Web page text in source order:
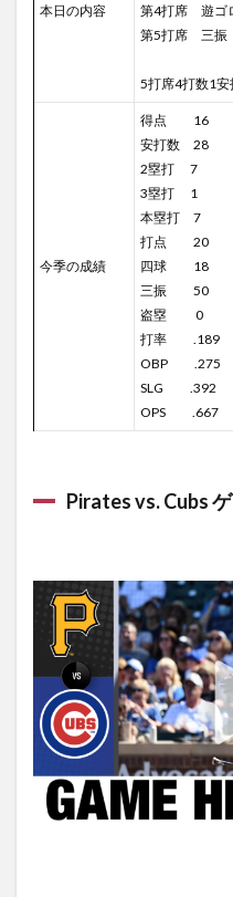
本日の内容
第4打席 遊ゴ
第5打席 三振
5打席4打数1
今季の成績
得点 16
安打数 28
2塁打 7
3塁打 1
本塁打 7
打点 20
四球 18
三振 50
盗塁 0
打率 .189
OBP .275
SLG .392
OPS .667
Pirates vs. Cubs